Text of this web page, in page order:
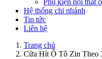
Phụ kiện nội thất
Hệ thống chi nhánh
Tin tức
Liên hệ
Trang chủ
Cửa Hít Ô Tô Zin Theo